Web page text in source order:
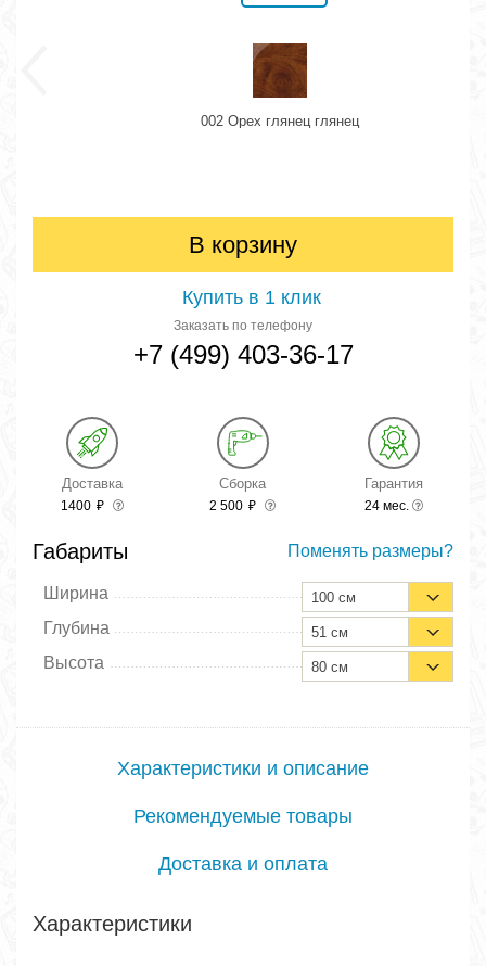
002 Орех глянец глянец
В корзину
Купить в 1 клик
Заказать по телефону
+7 (499) 403-36-17
Доставка
1400 ₽
Сборка
2 500 ₽
Гарантия
24 мес.
Габариты Поменять размеры?
Ширина 100 см
Глубина 51 см
Высота 80 см
Характеристики и описание
Рекомендуемые товары
Доставка и оплата
Характеристики